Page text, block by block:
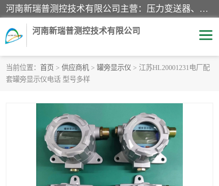
河南新瑞普测控技术有限公司主营：压力变送器、液位变送器、差压变送器、雷达料位计、电容物位计、温度显示控制仪表、电量变送器、流量计、工业自动化系统成套设备。
河南新瑞普测控技术有限公司
当前位置： 首页 > 供应商机 > 罐旁显示仪 > 江苏HL20001231电厂配
套罐旁显示仪电话 型号多样
霍尼韦尔压力变送器
液位变送器 雷达料位计
标准型工业压力变送器 罐旁显示仪
温度传感器变送器